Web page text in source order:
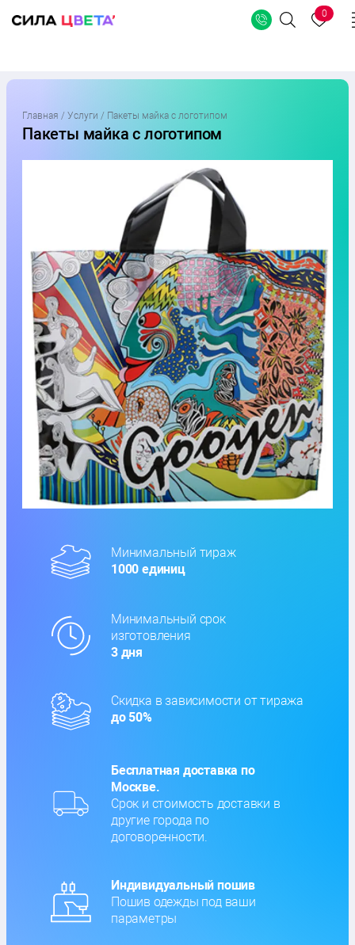
Перейти
содержимому
Поиск
0
Главная / Услуги / Пакеты майка с логотипом
Пакеты майкас логотипом
Минимальный тираж
1000 единиц
Минимальный срок
изготовления
3 дня
Скидка в зависимости от тиража
до 50%
Бесплатная доставка по
Москве.
Срок и стоимость доставки в
другие города по
договоренности.
Индивидуальный пошив
Пошив одежды под ваши
параметры